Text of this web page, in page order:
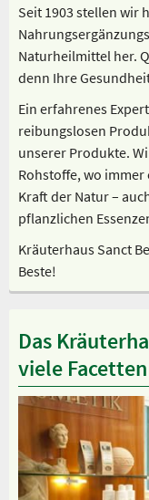
Seit 1903 stellen wir
Naturheilmittel her.
denn Ihre
Ein erfahrenes
reibungslosen
unserer Produkte.
Rohstoffe, wo
Kraft der Natur –
pflanzlichen
Kräuterhaus Sanct
Beste!
Das
viele Facetten